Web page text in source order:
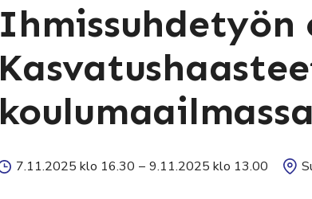
koulumaailmassa
7.11.2025 klo 16.30 – 9.11.2025 klo 13.00